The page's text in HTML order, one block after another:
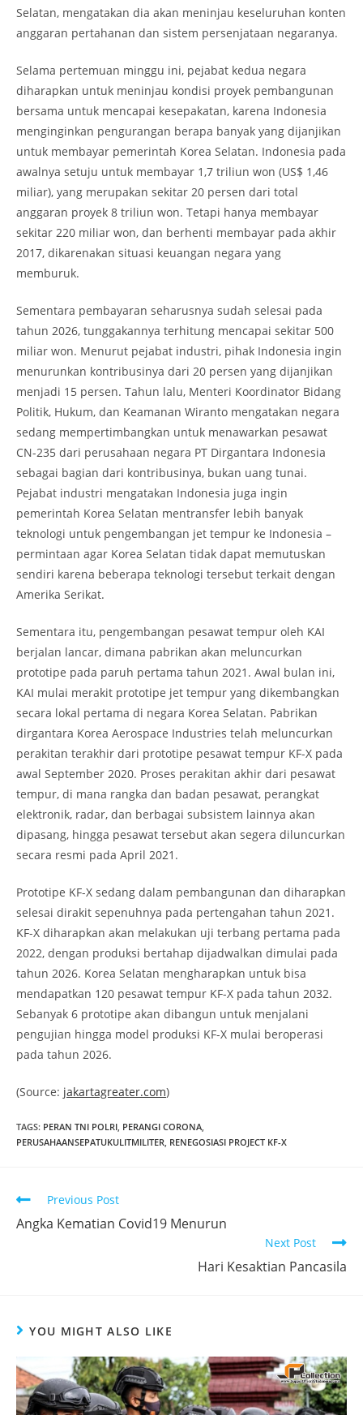
Selatan, mengatakan dia akan meninjau keseluruhan konten
anggaran pertahanan dan sistem persenjataan negaranya.
Selama pertemuan minggu ini, pejabat kedua negara
diharapkan untuk meninjau kondisi proyek pembangunan
bersama untuk mencapai kesepakatan, karena Indonesia
menginginkan pengurangan berapa banyak yang dijanjikan
untuk membayar pemerintah Korea Selatan. Indonesia pada
awalnya setuju untuk membayar 1,7 triliun won (US$ 1,46
miliar), yang merupakan sekitar 20 persen dari total
anggaran proyek 8 triliun won. Tetapi hanya membayar
sekitar 220 miliar won, dan berhenti membayar pada akhir
2017, dikarenakan situasi keuangan negara yang
memburuk.
Sementara pembayaran seharusnya sudah selesai pada
tahun 2026, tunggakannya terhitung mencapai sekitar 500
miliar won. Menurut pejabat industri, pihak Indonesia ingin
menurunkan kontribusinya dari 20 persen yang dijanjikan
menjadi 15 persen. Tahun lalu, Menteri Koordinator Bidang
Politik, Hukum, dan Keamanan Wiranto mengatakan negara
sedang mempertimbangkan untuk menawarkan pesawat
CN-235 dari perusahaan negara PT Dirgantara Indonesia
sebagai bagian dari kontribusinya, bukan uang tunai.
Pejabat industri mengatakan Indonesia juga ingin
pemerintah Korea Selatan mentransfer lebih banyak
teknologi untuk pengembangan jet tempur ke Indonesia –
permintaan agar Korea Selatan tidak dapat memutuskan
sendiri karena beberapa teknologi tersebut terkait dengan
Amerika Serikat.
Sementara itu, pengembangan pesawat tempur oleh KAI
berjalan lancar, dimana pabrikan akan meluncurkan
prototipe pada paruh pertama tahun 2021. Awal bulan ini,
KAI mulai merakit prototipe jet tempur yang dikembangkan
secara lokal pertama di negara Korea Selatan. Pabrikan
dirgantara Korea Aerospace Industries telah meluncurkan
perakitan terakhir dari prototipe pesawat tempur KF-X pada
awal September 2020. Proses perakitan akhir dari pesawat
tempur, di mana rangka dan badan pesawat, perangkat
elektronik, radar, dan berbagai subsistem lainnya akan
dipasang, hingga pesawat tersebut akan segera diluncurkan
secara resmi pada April 2021.
Prototipe KF-X sedang dalam pembangunan dan diharapkan
selesai dirakit sepenuhnya pada pertengahan tahun 2021.
KF-X diharapkan akan melakukan uji terbang pertama pada
2022, dengan produksi bertahap dijadwalkan dimulai pada
tahun 2026. Korea Selatan mengharapkan untuk bisa
mendapatkan 120 pesawat tempur KF-X pada tahun 2032.
Sebanyak 6 prototipe akan dibangun untuk menjalani
pengujian hingga model produksi KF-X mulai beroperasi
pada tahun 2026.
(Source: jakartagreater.com)
TAGS: PERAN TNI POLRI PERANGI CORONA
PERUSAHAANSEPATUKULITMILITER RENEGOSIASI PROJECT KF-X
Read
articles
Previous Post
Angka Kematian Covid19 Menurun
Next Post
Hari Kesaktian Pancasila
YOU MIGHT ALSO LIKE